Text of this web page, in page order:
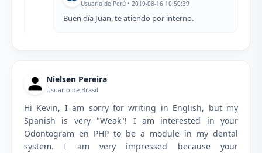
Usuario de Perú • 2019-08-16 10:50:39
Buen día Juan, te atiendo por interno.
Nielsen Pereira
Usuario de Brasil
Hi Kevin, I am sorry for writing in English, but my
Spanish is very "Weak"! I am interested in your
Odontogram en PHP to be a module in my dental
system. I am very impressed because your